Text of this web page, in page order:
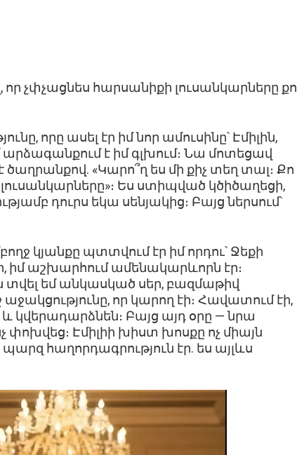
որ չփչացնես հարսանիքի լուսանկարները քո
որը ասել էր իմ նոր ամուսինը՝ Էմիլին,
արձագանքում է իմ գլխում։ Նա մոտեցավ
է ծաղրանքով. «Կարո՞ղ ես մի քիչ տեղ տալ։ Քո
Ես ստիպված կծիծաղեցի,
դուրս եկա սենյակից։ Բայց ներսում՝
կյանքը պտտվում էր իմ որդու՝ Ջեքի
իմ աշխարհում ամենակարևորն էր։
տվել եմ անկասկած սեր, բազմաթիվ
աջակցությունը, որ կարող էի։ Հավատում էի,
կվերադարձնեն։ Բայց այդ օրը — նրա
փոխվեց։ Էմիլիի խիստ խոսքը ոչ միայն
հաղորդագրություն էր. ես այլևս